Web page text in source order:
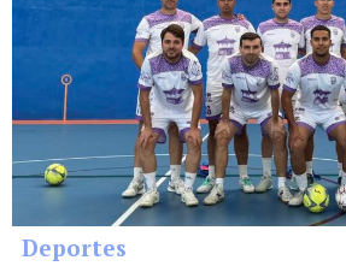
Deportes